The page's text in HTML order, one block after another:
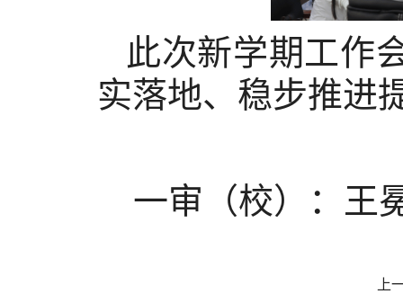
此次新学期工作
实落地、稳步推进
一审（校）：王
上